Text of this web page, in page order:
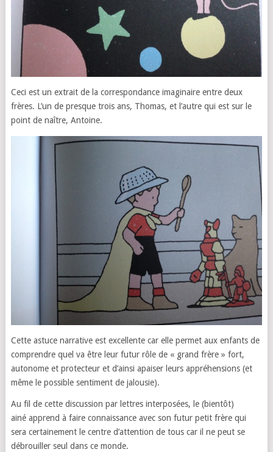
Ceci est un extrait de la correspondance imaginaire entre deux
frères. L’un de presque trois ans, Thomas, et l’autre qui est sur le
point de naître, Antoine.
Cette astuce narrative est excellente car elle permet aux enfants de
comprendre quel va être leur futur rôle de « grand frère » fort,
autonome et protecteur et d’ainsi apaiser leurs appréhensions (et
même le possible sentiment de jalousie).
Au fil de cette discussion par lettres interposées, le (bientôt)
ainé apprend à faire connaissance avec son futur petit frère qui
sera certainement le centre d’attention de tous car il ne peut se
débrouiller seul dans ce monde.